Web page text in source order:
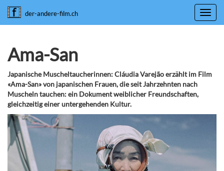
der-andere-film.ch
Ama-San
Japanische Muscheltaucherinnen: Cláudia Varejão erzählt im Film
«Ama-San» von japanischen Frauen, die seit Jahrzehnten nach
Muscheln tauchen: ein Dokument weiblicher Freundschaften,
gleichzeitig einer untergehenden Kultur.